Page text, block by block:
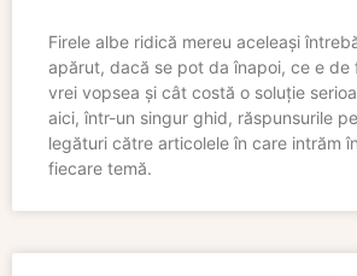
Firele albe ridică mereu aceleași
apărut, dacă se pot da înapoi, ce e de
vrei vopsea și cât costă o soluție
aici, într-un singur ghid, răspunsurile
legături către articolele în care intrăm
fiecare temă.